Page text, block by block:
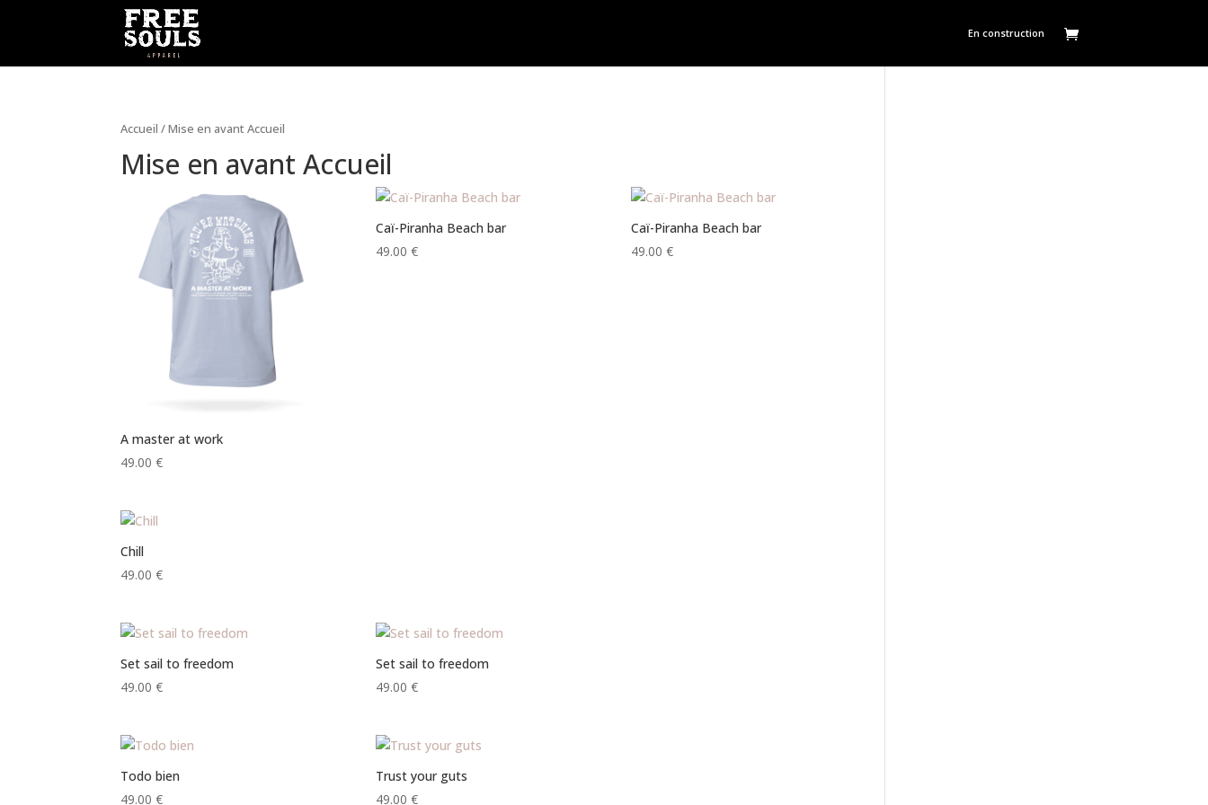
En construction
Accueil / Mise en avant Accueil
Mise en avant Accueil
A master at work
49.00€
Caï-Piranha Beach bar
49.00 €
Caï-Piranha Beach bar
49.00 €
Chill
49.00€
Set sail to freedom
49.00€
Set sail to freedom
49.00 €
Todo bien
49.00€
Trust your guts
49.00 €